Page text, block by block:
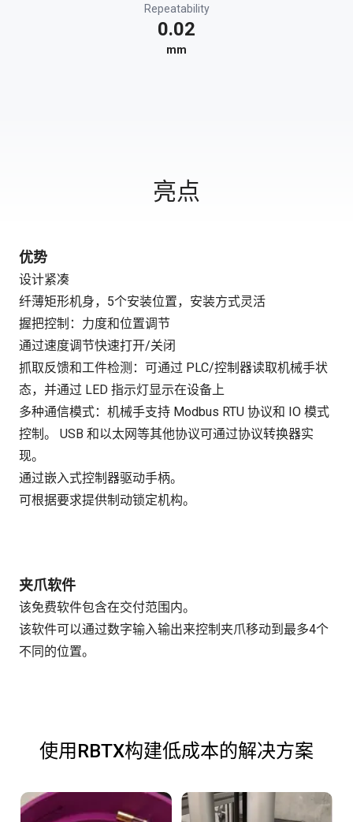
Repeatability
0.02
mm
亮点
优势
设计紧凑
纤薄矩形机身，5个安装位置，安装方式灵活
握把控制：力度和位置调节
通过速度调节快速打开/关闭
抓取反馈和工件检测：可通过 PLC/控制器读取机械手状
态，并通过 LED 指示灯显示在设备上
多种通信模式：机械手支持 Modbus RTU 协议和 IO 模式
控制。 USB 和以太网等其他协议可通过协议转换器实
现。
通过嵌入式控制器驱动手柄。
可根据要求提供制动锁定机构。
夹爪软件
该免费软件包含在交付范围内。
该软件可以通过数字输入输出来控制夹爪移动到最多4个
不同的位置。
使用RBTX构建低成本的解决方案